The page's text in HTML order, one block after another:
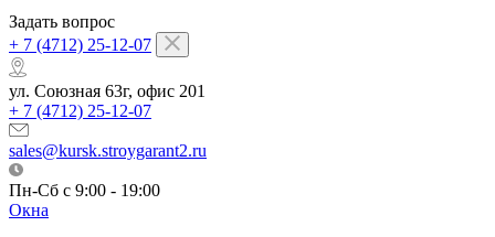
Задать вопрос
+ 7 (4712) 25-12-07
ул. Союзная 63г, офис 201
+ 7 (4712) 25-12-07
sales@kursk.stroygarant2.ru
Пн-Сб с 9:00 - 19:00
Окна